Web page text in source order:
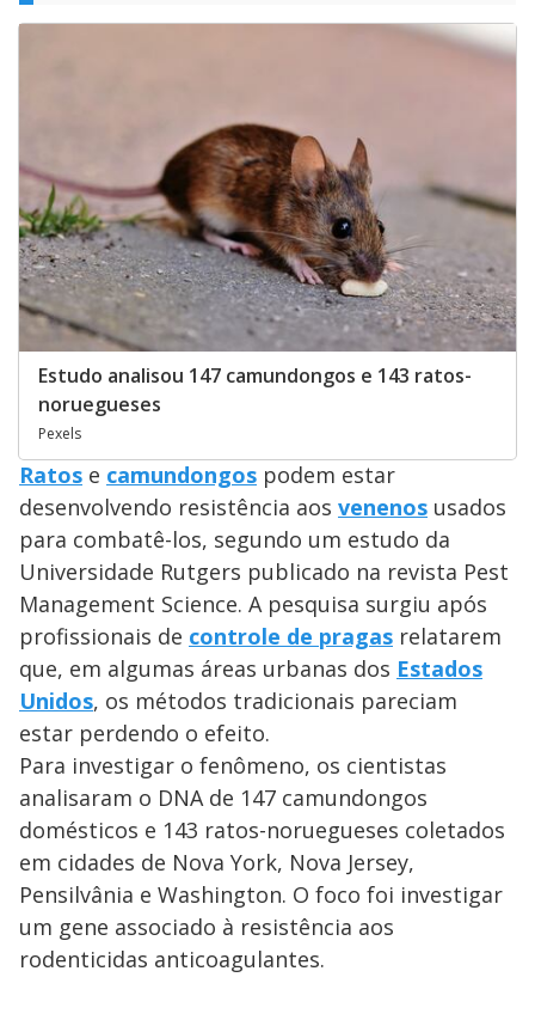
Estudo analisou 147 camundongos e 143 ratos-
noruegueses
Pexels
Ratos e camundongos podem estar
desenvolvendo resistência aos venenos usados
para combatê-los, segundo um estudo da
Universidade Rutgers publicado na revista Pest
Management Science. A pesquisa surgiu após
profissionais de controle de pragas relatarem
que, em algumas áreas urbanas dos Estados
Unidos, os métodos tradicionais pareciam
estar perdendo o efeito.
Para investigar o fenômeno, os cientistas
analisaram o DNA de 147 camundongos
domésticos e 143 ratos-noruegueses coletados
em cidades de Nova York, Nova Jersey,
Pensilvânia e Washington. O foco foi investigar
um gene associado à resistência aos
rodenticidas anticoagulantes.